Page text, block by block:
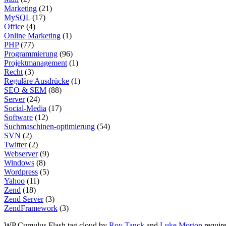
Marketing (21)
MySQL (17)
Office (4)
Online Marketing (1)
PHP(77)
Programmierung (96)
Projektmanagement(1)
Recht(3)
Reguläre Ausdrücke (1)
SEO & SEM (88)
Server(24)
Social-Media (17)
Software (12)
Suchmaschinen-optimierung (54)
SVN (2)
Twitter(2)
Webserver(9)
Windows (8)
Wordpress (5)
Yahoo (11)
Zend (18)
Zend Server(3)
ZendFramework (3)